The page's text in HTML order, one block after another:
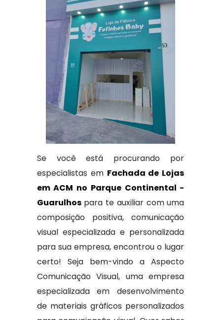
Se você está procurando por
especialistas em Fachada de Lojas
em ACM no Parque Continental -
Guarulhospara te auxiliar com uma
composição positiva, comunicação
visual especializada e personalizada
para sua empresa, encontrou o lugar
certo! Seja bem-vindo a Aspecto
Comunicação Visual, uma empresa
especializada em desenvolvimento
de materiais gráficos personalizados